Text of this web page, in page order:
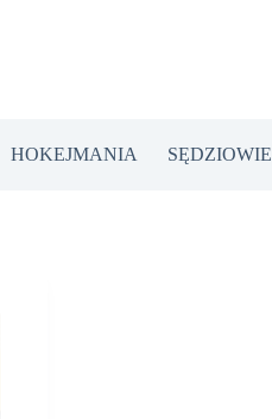
HOKEJMANIA SĘDZIOWIE